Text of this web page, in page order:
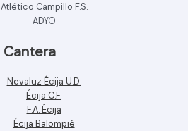
Atlético Campillo F.S.
ADYO
Cantera
Nevaluz Écija U.D.
Écija C.F.
F.A. Écija
Écija Balompié